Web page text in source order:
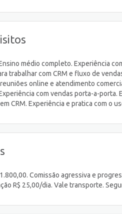
médio completo. Experiência
trabalhar com CRM e fluxo de
online e atendimento
Experiência com vendas porta-a-
CRM. Experiência e pratica com o
Comissão agressiva e
R$ 25,00/dia. Vale transporte.